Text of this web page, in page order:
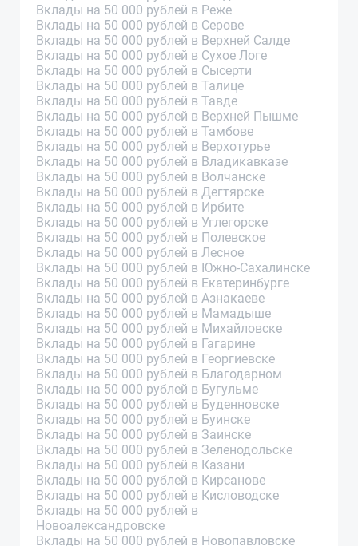
Вклады на 50 000 рублей в Реже
Вклады на 50 000 рублей в Серове
Вклады на 50 000 рублей в Верхней Салде
Вклады на 50 000 рублей в Сухое Логе
Вклады на 50 000 рублей в Сысерти
Вклады на 50 000 рублей в Талице
Вклады на 50 000 рублей в Тавде
Вклады на 50 000 рублей в Верхней Пышме
Вклады на 50 000 рублей в Тамбове
Вклады на 50 000 рублей в Верхотурье
Вклады на 50 000 рублей в Владикавказе
Вклады на 50 000 рублей в Волчанске
Вклады на 50 000 рублей в Дегтярске
Вклады на 50 000 рублей в Ирбите
Вклады на 50 000 рублей в Углегорске
Вклады на 50 000 рублей в Полевское
Вклады на 50 000 рублей в Лесное
Вклады на 50 000 рублей в Южно-Сахалинске
Вклады на 50 000 рублей в Екатеринбурге
Вклады на 50 000 рублей в Азнакаеве
Вклады на 50 000 рублей в Мамадыше
Вклады на 50 000 рублей в Михайловске
Вклады на 50 000 рублей в Гагарине
Вклады на 50 000 рублей в Георгиевске
Вклады на 50 000 рублей в Благодарном
Вклады на 50 000 рублей в Бугульме
Вклады на 50 000 рублей в Буденновске
Вклады на 50 000 рублей в Буинске
Вклады на 50 000 рублей в Заинске
Вклады на 50 000 рублей в Зеленодольске
Вклады на 50 000 рублей в Казани
Вклады на 50 000 рублей в Кирсанове
Вклады на 50 000 рублей в Кисловодске
Вклады на 50 000 рублей в
Новоалександровске
Вклады на 50 000 рублей в Новопавловске